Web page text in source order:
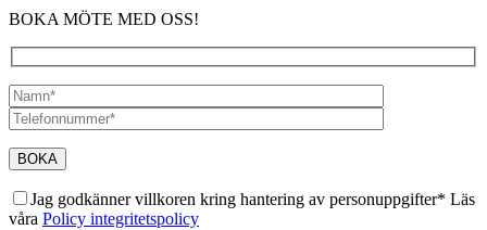
BOKA MÖTE MED OSS!
Jag godkänner villkoren kring hantering av personuppgifter* Läs
våra Policy integritetspolicy